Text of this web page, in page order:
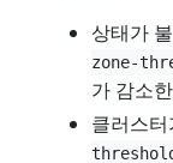
상태가
zone-
가 감소
클러스